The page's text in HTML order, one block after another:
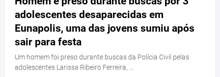
adolescentes desaparecidas em
Eunapolis, uma das jovens sumiu após
sair para festa
Um homem foi preso durante buscas da Polícia Civil pelas
adolescentes Larissa Ribeiro Ferreira, …